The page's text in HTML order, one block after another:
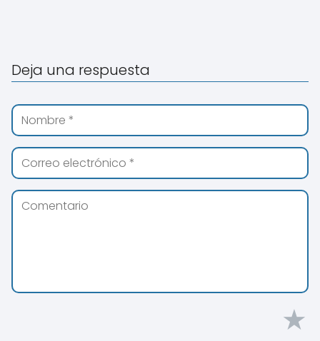
Deja una respuesta
★